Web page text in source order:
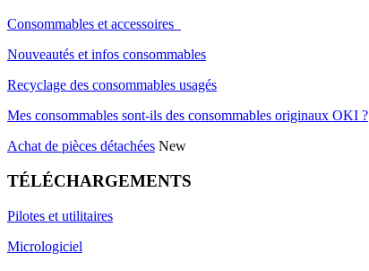
Consommables et accessoires
Nouveautés et infos consommables
Recyclage des consommables usagés
Mes consommables sont-ils des consommables originaux OKI ?
Achat de pièces détachées New
TÉLÉCHARGEMENTS
Pilotes et utilitaires
Micrologiciel